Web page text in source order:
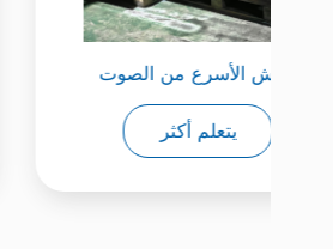
الرش الأسرع من الصوت
يتعلم أكثر